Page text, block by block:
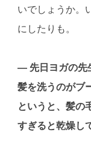
いでしょうか。
にしたりも。
— 先日ヨガの先
髪を洗うのがブ
というと、髪の
すぎると乾燥し